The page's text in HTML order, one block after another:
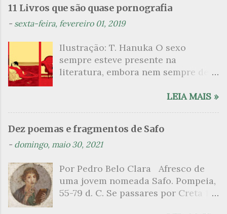
n
t
i
o
11 Livros que são quase pornografia
- sexta-feira, fevereiro 01, 2019
Ilustração: T. Hanuka O sexo
sempre esteve presente na
literatura, embora nem sempre de
que mergulharam em sua própria
psicanalítico e findaram por revelar
a partir dessa intimidade o lado
apresenta um conjunto de livros
nos quais os escritores se
desnudam, livros que dispensam o
LEIA MAIS »
Dez poemas e fragmentos de Safo
- domingo, maio 30, 2021
Por Pedro Belo Clara Afresco de
uma jovem nomeada Safo. Pompeia,
55-79 d. C. Se passares por Creta 1